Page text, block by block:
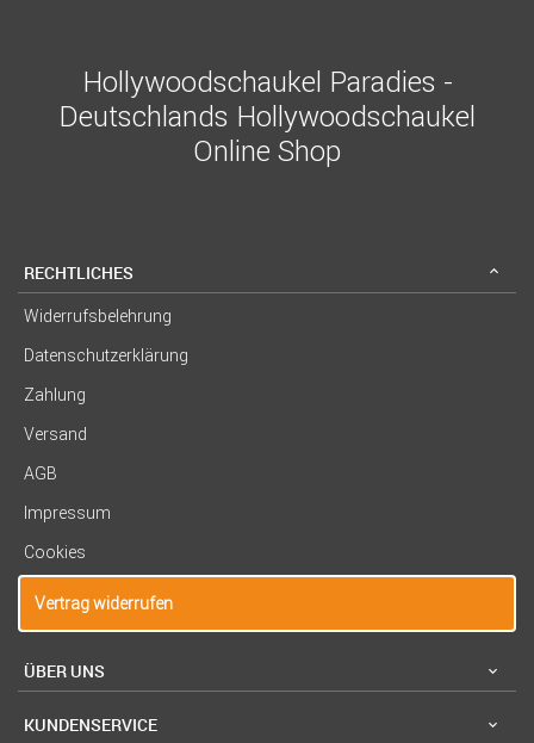
Hollywoodschaukel Paradies -
Deutschlands Hollywoodschaukel
Online Shop
RECHTLICHES
Widerrufsbelehrung
Datenschutzerklärung
Zahlung
Versand
AGB
Impressum
Cookies
Vertrag widerrufen
ÜBER UNS
KUNDENSERVICE